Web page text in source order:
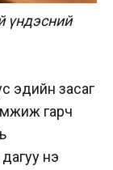
үндэсний
эдийн засаг
гарч
үнэ